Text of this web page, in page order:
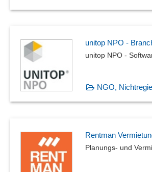
unitop NPO -
unitop NPO -
NGO,
Rentman
Planungs- und